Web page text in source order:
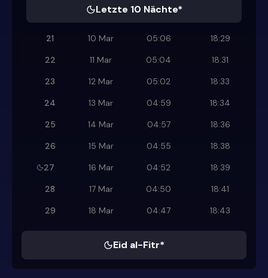
Letzte 10 Nächte*
21 10 Mar 05:06
18:29
22
11 Mar 05:04
18:31
23
12 Mar 05:02
18:33
24
13 Mar 04:59
18:34
25
14 Mar 04:57
18:36
26
15 Mar 04:55
18:38
27
16 Mar 04:52
18:39
28
17 Mar 04:50
18:41
29
18 Mar 04:47 18:43
Eid al-Fitr*